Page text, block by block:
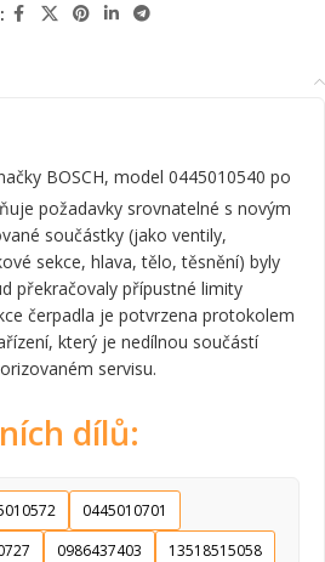
BOSCH, model 0445010540 po
požadavky srovnatelné s novým
součástky (jako ventily,
sekce, hlava, tělo, těsnění) byly
překračovaly přípustné limity
čerpadla je potvrzena protokolem
který je nedílnou součástí
servisu.
dílů:
0445010701
0986437403
13518515058